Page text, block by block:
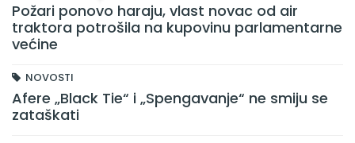
Požari ponovo haraju, vlast novac od air
traktora potrošila na kupovinu parlamentarne
većine
NOVOSTI
Afere „Black Tie“ i „Spengavanje“ ne smiju se
zataškati